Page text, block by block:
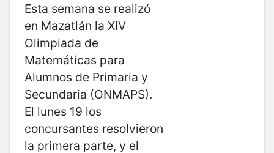
Esta semana se realizó
en Mazatlán la XIV
Olimpiada de
Matemáticas para
Alumnos de Primaria y
Secundaria (ONMAPS).
El lunes 19 los
concursantes resolvieron
la primera parte, y el